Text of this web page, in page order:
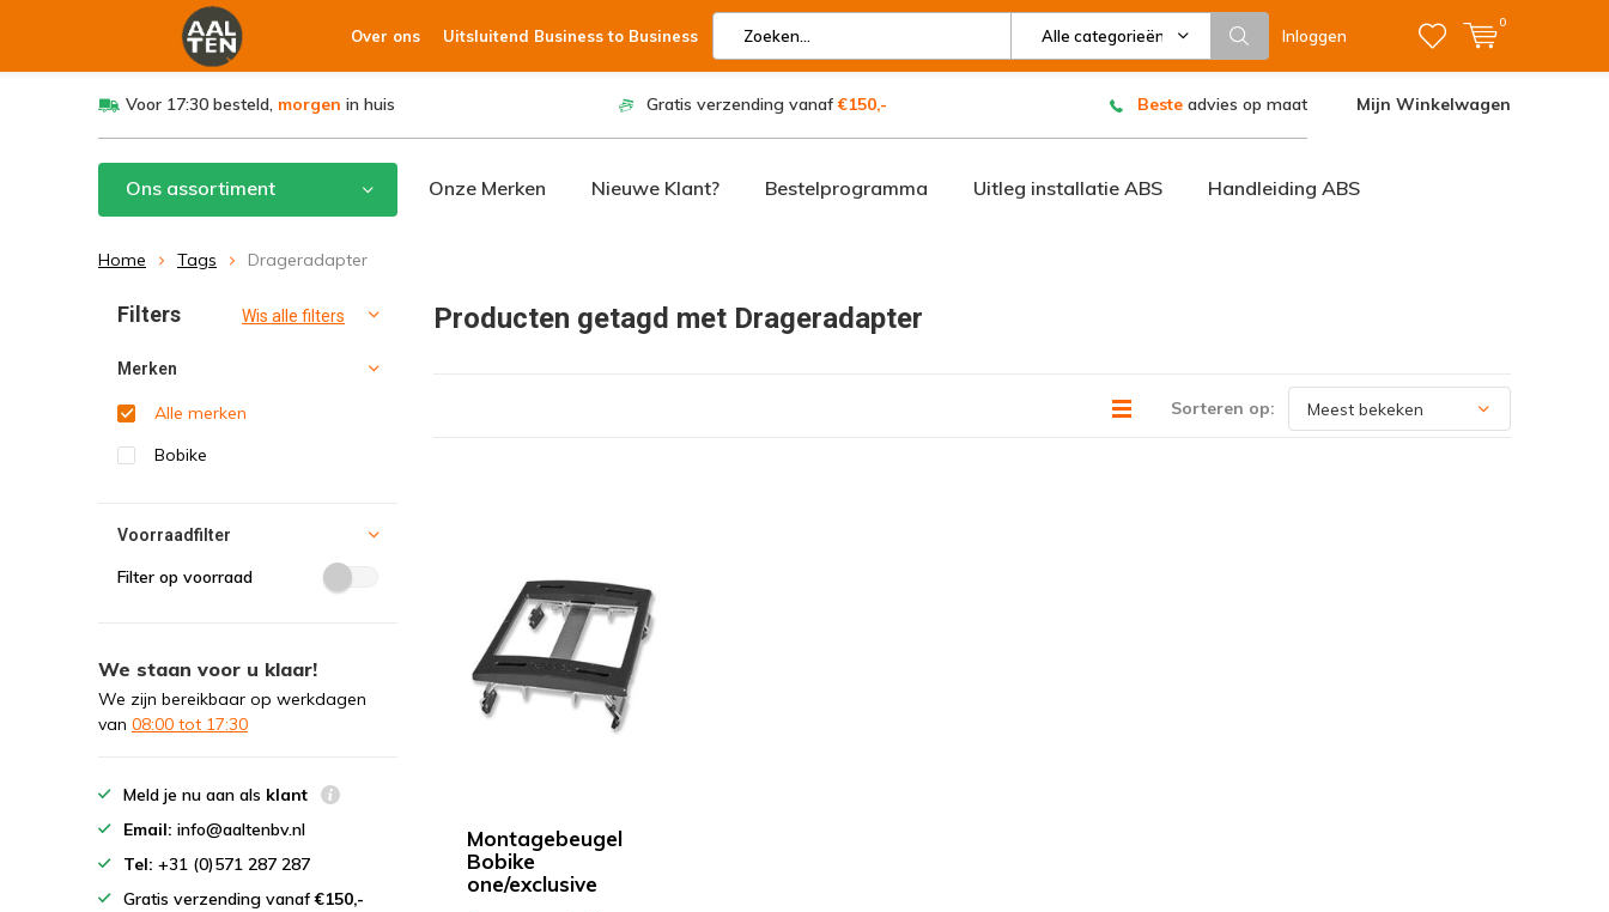
Over ons Uitsluitend Business to Business Alle categorieën Inloggen
0
Voor 17:30 besteld, morgen in huis Gratis verzending vanaf€150,- Beste advies op maat Mijn Winkelwagen
Ons assortiment Onze Merken Nieuwe Klant? Bestelprogramma Uitleg installatie ABS Handleiding ABS
Home Tags Drageradapter
Producten getagd met Drageradapter
Sorteren op:
Montagebeugel
Bobike
one/exclusive
Filters Wis alle filters
Merken
Alle merken
Bobike
Voorraadfilter
Filter op voorraad
We staan voor u klaar!
We zijn bereikbaar op werkdagen
van 08:00 tot 17:30
Meld je nu aan als klant
Email: info@aaltenbv.nl
Tel: +31 (0)571 287 287
Gratis verzending vanaf€150,-